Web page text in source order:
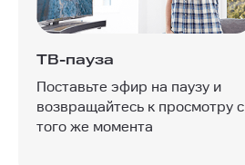
ТВ-пауза
Поставьте эфир на паузу и
возвращайтесь к просмотру с
того же момента